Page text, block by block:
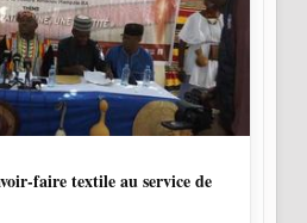
faire textile au service de